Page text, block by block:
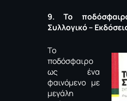
9. Το
Συλλογικό –
Το
ποδόσφαιρο
ως ένα
φαινόμενο με
μεγάλη